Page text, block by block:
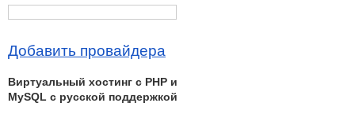
Добавить провайдера
Виртуальный хостинг c PHP и
MySQL с русской поддержкой